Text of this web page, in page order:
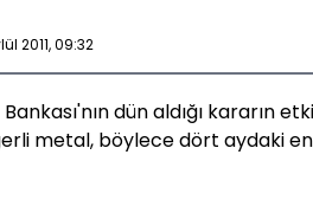
2011, 09:32
dün aldığı kararın
metal, böylece dört aydaki